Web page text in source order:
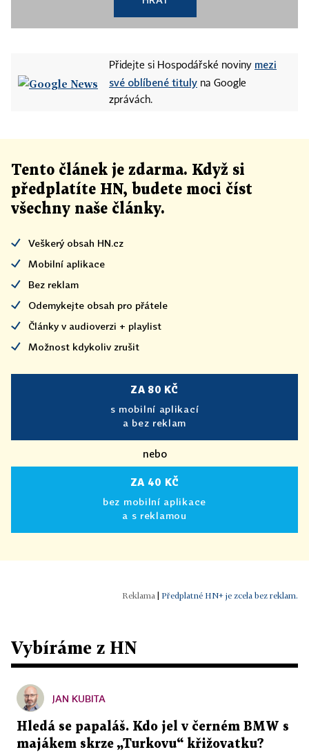
Přidejte si Hospodářské noviny mezi
své oblíbené tituly na Google
zprávách.
Tento článek je zdarma. Když si
předplatíte HN, budete moci číst
všechny naše články.
Veškerý obsah HN.cz
Mobilní aplikace
Bez reklam
Odemykejte obsah pro přátele
Články v audioverzi + playlist
Možnost kdykoliv zrušit
ZA 80 KČ
s mobilní aplikací
a bez reklam
nebo
ZA 40 KČ
bez mobilní aplikace
a s reklamou
Předplatné HN+ je zcela bez reklam.
Vybíráme z HN
JAN KUBITA
Hledá se papaláš. Kdo jel v černém BMW s
majákem skrze „Turkovu“ křižovatku?